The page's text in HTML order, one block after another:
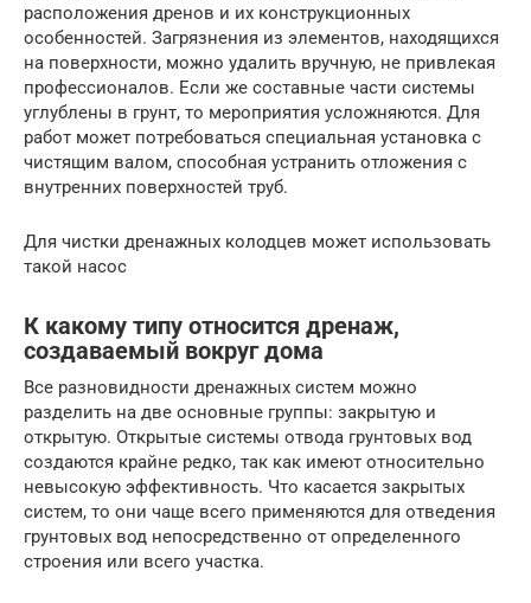
расположения дренов и их конструкционных
особенностей. Загрязнения из элементов, находящихся
на поверхности, можно удалить вручную, не привлекая
профессионалов. Если же составные части системы
углублены в грунт, то мероприятия усложняются. Для
работ может потребоваться специальная установка с
чистящим валом, способная устранить отложения с
внутренних поверхностей труб.
Для чистки дренажных колодцев может использовать
такой насос
К какому типу относится дренаж,
создаваемый вокруг дома
Все разновидности дренажных систем можно
разделить на две основные группы: закрытую и
открытую. Открытые системы отвода грунтовых вод
создаются крайне редко, так как имеют относительно
невысокую эффективность. Что касается закрытых
систем, то они чаще всего применяются для отведения
грунтовых вод непосредственно от определенного
строения или всего участка.